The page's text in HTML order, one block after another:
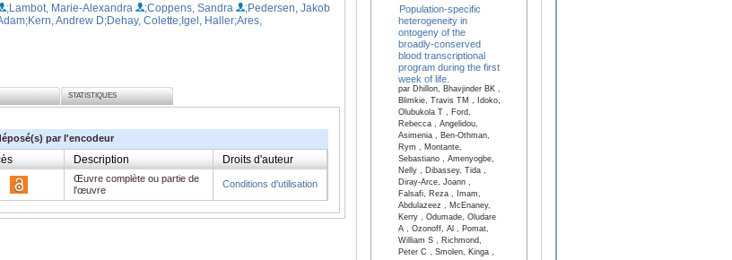
;Lambot, Marie-Alexandra ;Coppens, Sandra
;Pedersen, Jakob
;Kern, Andrew D;Dehay, Colette;Igel, Haller;Ares,
STATISTIQUES
par l'encodeur
Description Droits d'auteur
Œuvre complète ou partie de
l'œuvre
Conditions d'utilisation
Population-specific
heterogeneity in
ontogeny of the
broadly-conserved
blood transcriptional
program during the first
week of life.
par Dhillon, Bhavjinder BK ,
Blimkie, Travis TM , Idoko,
Olubukola T , Ford,
Rebecca , Angelidou,
Asimenia , Ben-Othman,
Rym , Montante,
Sebastiano , Amenyogbe,
Nelly , Dibassey, Tida ,
Diray-Arce, Joann ,
Falsafi, Reza , Imam,
Abdulazeez , McEnaney,
Kerry , Odumade, Oludare
A , Ozonoff, Al , Pomat,
William S , Richmond,
Peter C , Smolen, Kinga ,